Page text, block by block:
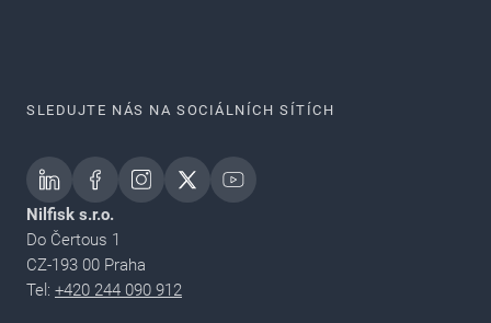
SLEDUJTE NÁS NA SOCIÁLNÍCH SÍTÍCH
Nilfisk s.r.o.
Do Čertous 1
CZ-193 00 Praha
Tel: +420 244 090 912